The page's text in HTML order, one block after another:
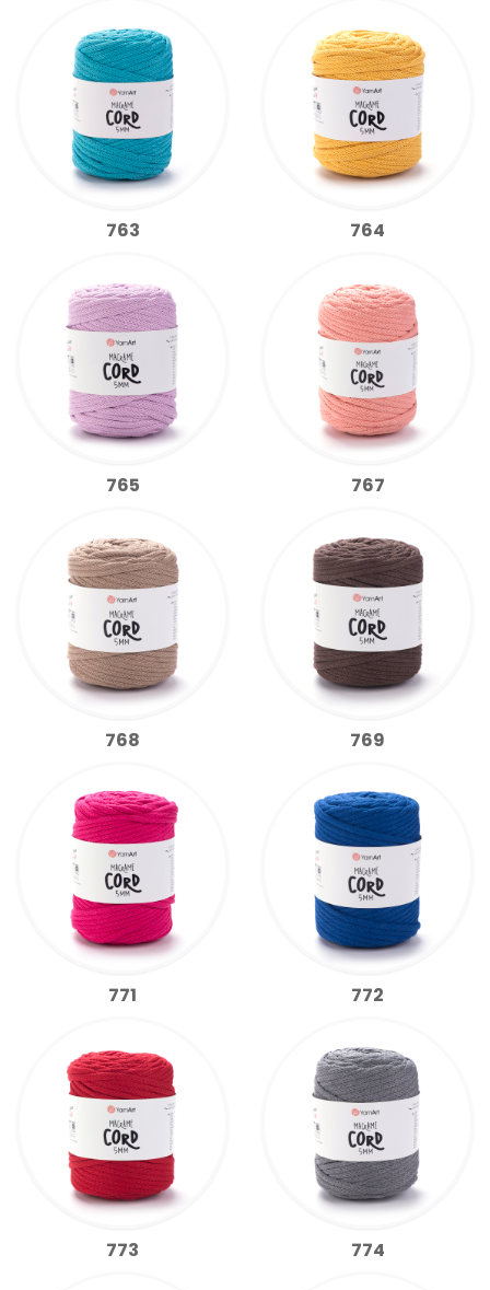
763 764
765 767
768 769
771 772
773 774